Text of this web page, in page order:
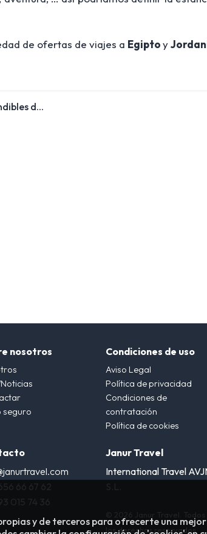
de ofertas de viajes a Egiptoy
d...
nosotros
seguro
Condiciones de uso
Aviso Legal
Política de privacidad
Condiciones de
contratación
Política de cookies
Janur Travel
International Travel
los derechos reservados.
y de terceros para ofrecerte una